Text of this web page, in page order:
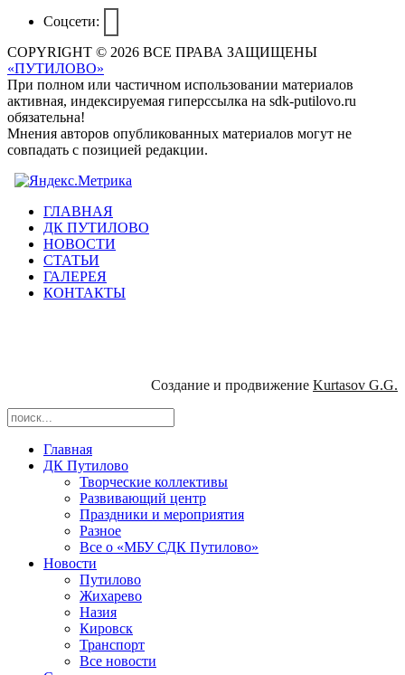
Соцсети:
COPYRIGHT © 2026 ВСЕ ПРАВА ЗАЩИЩЕНЫ
«ПУТИЛОВО»
При полном или частичном использовании материалов
активная, индексируемая гиперссылка на sdk-putilovo.ru
обязательна!
Мнения авторов опубликованных материалов могут не
совпадать с позицией редакции.
ГЛАВНАЯ
ДК ПУТИЛОВО
НОВОСТИ
СТАТЬИ
ГАЛЕРЕЯ
КОНТАКТЫ
Создание и продвижение Kurtasov G.G.
Главная
ДК Путилово
Творческие коллективы
Развивающий центр
Праздники и мероприятия
Разное
Все о «МБУ СДК Путилово»
Новости
Путилово
Жихарево
Назия
Кировск
Транспорт
Все новости